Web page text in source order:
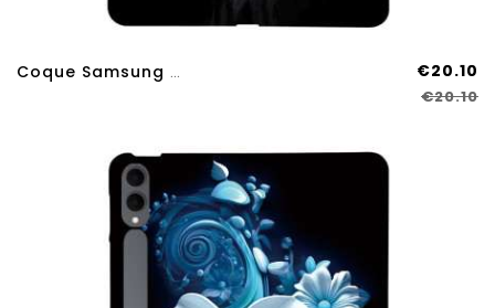
Coque Samsung Galaxy Tab S11 Ultra Motif Lion €20.10
€20.10